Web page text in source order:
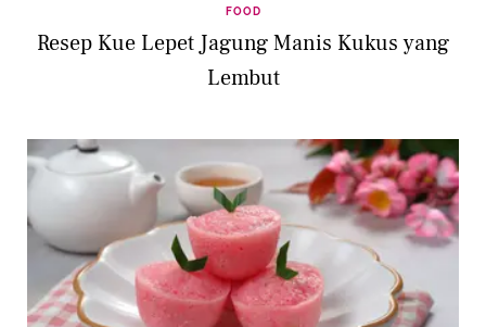
FOOD
Resep Kue Lepet Jagung Manis Kukus yang
Lembut